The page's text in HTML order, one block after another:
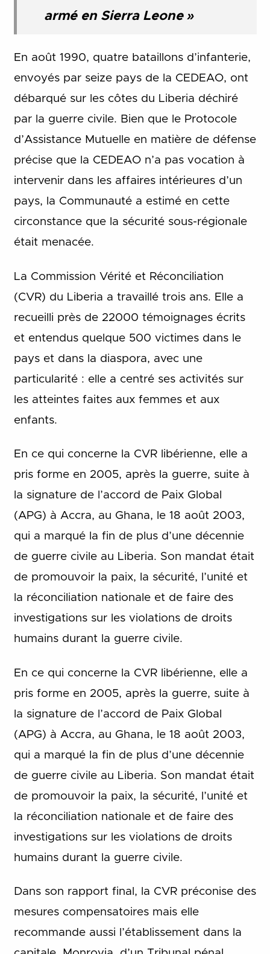
armé en Sierra Leone »
En août 1990, quatre bataillons d’infanterie,
envoyés par seize pays de la CEDEAO, ont
débarqué sur les côtes du Liberia déchiré
par la guerre civile. Bien que le Protocole
d’Assistance Mutuelle en matière de défense
précise que la CEDEAO n’a pas vocation à
intervenir dans les affaires intérieures d’un
pays, la Communauté a estimé en cette
circonstance que la sécurité sous-régionale
était menacée.
La Commission Vérité et Réconciliation
(CVR) du Liberia a travaillé trois ans. Elle a
recueilli près de 22000 témoignages écrits
et entendus quelque 500 victimes dans le
pays et dans la diaspora, avec une
particularité : elle a centré ses activités sur
les atteintes faites aux femmes et aux
enfants.
En ce qui concerne la CVR libérienne, elle a
pris forme en 2005, après la guerre, suite à
la signature de l’accord de Paix Global
(APG) à Accra, au Ghana, le 18 août 2003,
qui a marqué la fin de plus d’une décennie
de guerre civile au Liberia. Son mandat était
de promouvoir la paix, la sécurité, l’unité et
la réconciliation nationale et de faire des
investigations sur les violations de droits
humains durant la guerre civile.
En ce qui concerne la CVR libérienne, elle a
pris forme en 2005, après la guerre, suite à
la signature de l’accord de Paix Global
(APG) à Accra, au Ghana, le 18 août 2003,
qui a marqué la fin de plus d’une décennie
de guerre civile au Liberia. Son mandat était
de promouvoir la paix, la sécurité, l’unité et
la réconciliation nationale et de faire des
investigations sur les violations de droits
humains durant la guerre civile.
Dans son rapport final, la CVR préconise des
mesures compensatoires mais elle
recommande aussi l’établissement dans la